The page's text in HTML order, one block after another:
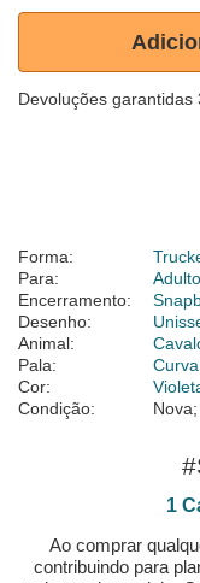
Devoluções garantidas
Forma:
Para:
Adulto
Encerramento:
Desenho:
Animal:
Pala:
Curva
Cor:
Condição:
1
Ao comprar
contribuindo para